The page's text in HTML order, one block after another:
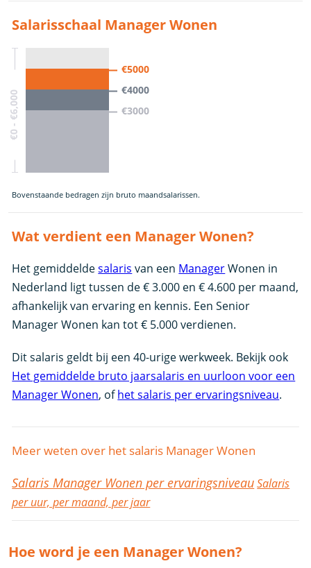
Salarisschaal Manager Wonen
€0 - €6,000
€5000
€4000
€3000
Bovenstaande bedragen zijn bruto maandsalarissen.
Wat verdient een Manager Wonen?
Het gemiddeldesalaris van een ManagerWonen in
Nederland ligt tussen de € 3.000 en € 4.600 per maand,
afhankelijk van ervaring en kennis. Een Senior
Manager Wonen kan tot € 5.000 verdienen.
Dit salaris geldt bij een 40-urige werkweek. Bekijk ook
Het gemiddelde bruto jaarsalaris en uurloon voor een
Manager Wonen, ofhet salaris per ervaringsniveau.
Meer weten over het salaris Manager Wonen
Salaris Manager Wonen per ervaringsniveauSalaris
per uur, per maand, per jaar
Hoe word je een Manager Wonen?